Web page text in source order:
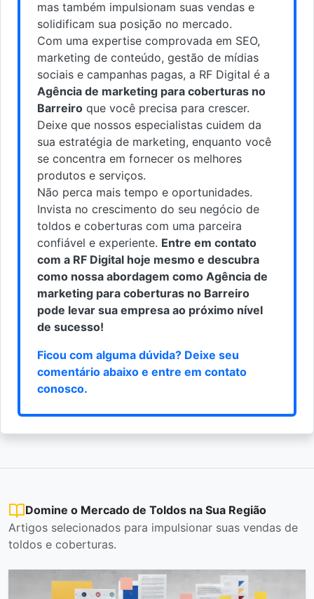
mas também impulsionam suas vendas e
solidificam sua posição no mercado.
Com uma expertise comprovada em SEO,
marketing de conteúdo, gestão de mídias
sociais e campanhas pagas, a RF Digital é a
Agência de marketing para coberturas no
Barreiro que você precisa para crescer.
Deixe que nossos especialistas cuidem da
sua estratégia de marketing, enquanto você
se concentra em fornecer os melhores
produtos e serviços.
Não perca mais tempo e oportunidades.
Invista no crescimento do seu negócio de
toldos e coberturas com uma parceira
confiável e experiente. Entre em contato
com a RF Digital hoje mesmo e descubra
como nossa abordagem como Agência de
marketing para coberturas no Barreiro
pode levar sua empresa ao próximo nível
de sucesso!
Ficou com alguma dúvida? Deixe seu
comentário abaixo e entre em contato
conosco.
Domine o Mercado de Toldos na Sua Região
Artigos selecionados para impulsionar suas vendas de
toldos e coberturas.